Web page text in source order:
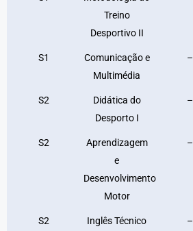
Treino
Desportivo II
S1
Comunicação e
Multimédia
–
S2
Didática do
Desporto I
–
S2
Aprendizagem
e
Desenvolvimento
Motor
–
S2 Inglês Técnico –